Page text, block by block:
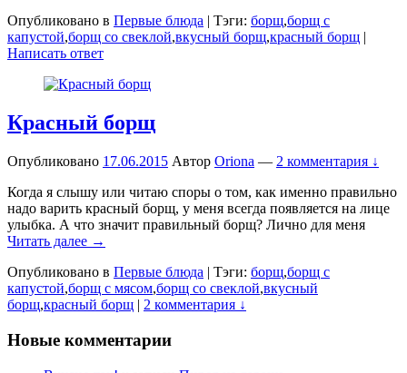
Опубликовано в Первые блюда | Тэги: борщ,борщ с
капустой,борщ со свеклой,вкусный борщ,красный борщ |
Написать ответ
Красный борщ
Опубликовано 17.06.2015 Автор Oriona — 2 комментария ↓
Когда я слышу или читаю споры о том, как именно правильно
надо варить красный борщ, у меня всегда появляется на лице
улыбка. А что значит правильный борщ? Лично для меня
Читать далее →
Опубликовано в Первые блюда | Тэги: борщ,борщ с
капустой,борщ с мясом,борщ со свеклой,вкусный
борщ,красный борщ | 2 комментария ↓
Новые комментарии